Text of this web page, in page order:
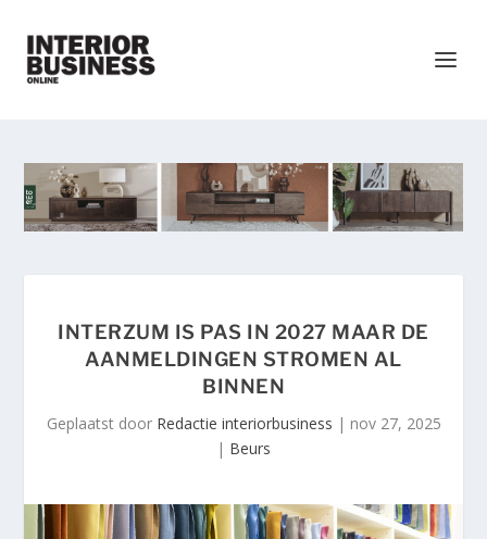
INTERZUM IS PAS IN 2027 MAAR DE
AANMELDINGEN STROMEN AL
BINNEN
Geplaatst door Redactie interiorbusiness | nov 27, 2025
| Beurs